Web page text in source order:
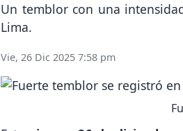
Un temblor con una
Lima.
Vie, 26 Dic 2025 7:58 pm